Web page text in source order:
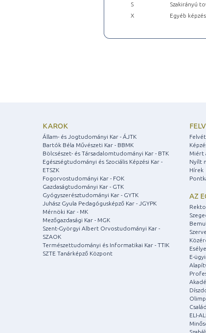
S
Szakirányú
X
Egyéb képzés
KAROK
Állam- és Jogtudományi Kar - ÁJTK
Bartók Béla Művészeti Kar - BBMK
Bölcsészet- és Társadalomtudományi Kar - BTK
Egészségtudományi és Szociális Képzési Kar -
ETSZK
Fogorvostudományi Kar - FOK
Gazdaságtudományi Kar - GTK
Gyógyszerésztudományi Kar - GYTK
Juhász Gyula Pedagógusképző Kar - JGYPK
Mérnöki Kar - MK
Mezőgazdasági Kar - MGK
Szent-Györgyi Albert Orvostudományi Kar -
SZAOK
Természettudományi és Informatikai Kar - TTIK
SZTE Tanárképző Központ
Miért
Nyílt
Hírek
AZ
E-
ELI-